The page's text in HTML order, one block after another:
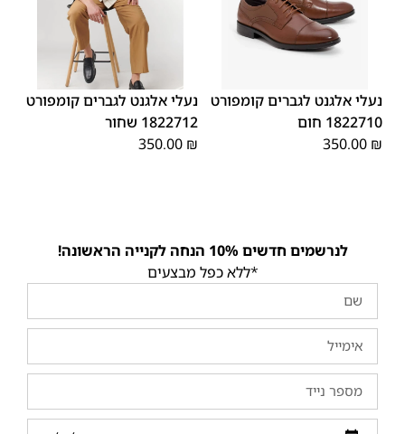
נעלי אלגנט לגברים קומפורט
1822710 חום
350.00 ₪
39
40
41
42
44
נעלי אלגנט לגברים קומפורט
1822712 שחור
350.00 ₪
לנרשמים חדשים 10% הנחה לקנייה הראשונה!
*ללא כפל מבצעים